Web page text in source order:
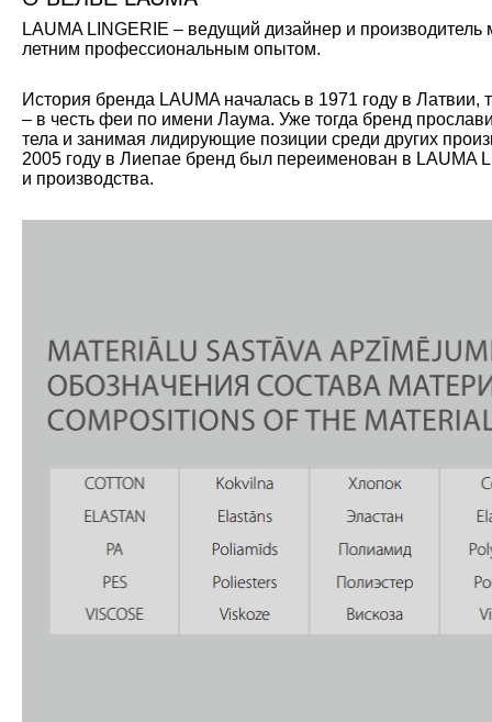
LAUMA LINGERIE – ведущий дизайнер и
летним профессиональным опытом.
История бренда LAUMA началась в 1971 году в
– в честь феи по имени Лаума. Уже тогда бренд
тела и занимая лидирующие позиции среди других
2005 году в Лиепае бренд был переименован в LAUMA
и производства.